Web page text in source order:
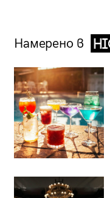
Намерено в